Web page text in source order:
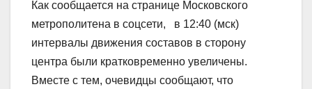
Как сообщается на странице Московского
метрополитена в соцсети, в 12:40 (мск)
интервалы движения составов в сторону
центра были кратковременно увеличены.
Вместе с тем, очевидцы сообщают, что